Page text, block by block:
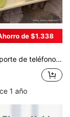
de $1.338
compatible con iPhone, Honor, Android, regalo para cumpleaños, familia, amigos, para baño, cocina, regalos de cumpleaños, accesorios de teléfono con alta capacidad de carga
1 año